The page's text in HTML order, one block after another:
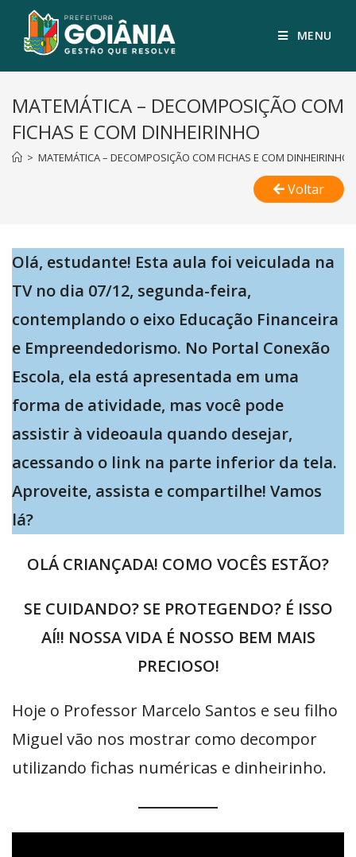
MENU
MATEMÁTICA – DECOMPOSIÇÃO COM
FICHAS E COM DINHEIRINHO
> MATEMÁTICA – DECOMPOSIÇÃO COM FICHAS E COM DINHEIRINHO
Voltar
Olá, estudante! Esta aula foi veiculada na
TV no dia 07/12, segunda-feira,
contemplando o eixo Educação Financeira
e Empreendedorismo. No Portal Conexão
Escola, ela está apresentada em uma
forma de atividade, mas você pode
assistir à videoaula quando desejar,
acessando o link na parte inferior da tela.
Aproveite, assista e compartilhe! Vamos
lá?
OLÁ CRIANÇADA! COMO VOCÊS ESTÃO?
SE CUIDANDO? SE PROTEGENDO? É ISSO
AÍ!! NOSSA VIDA É NOSSO BEM MAIS
PRECIOSO!
Hoje o Professor Marcelo Santos e seu filho
Miguel vão nos mostrar como decompor
utilizando fichas numéricas e dinheirinho.